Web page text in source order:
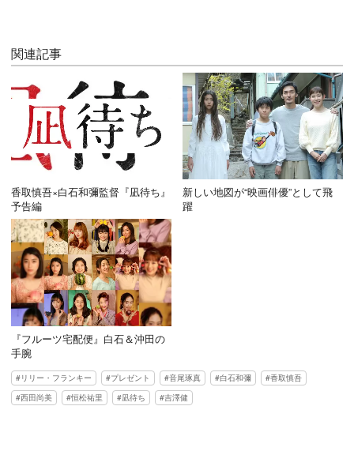
関連記事
香取慎吾×白石和彌監督『凪待ち』
予告編
新しい地図が“映画俳優”として飛
躍
『フルーツ宅配便』白石＆沖田の
手腕
リリー・フランキー プレゼント 音尾琢真 白石和彌
香取慎吾
西田尚美
恒松祐里 凪待ち 吉澤健